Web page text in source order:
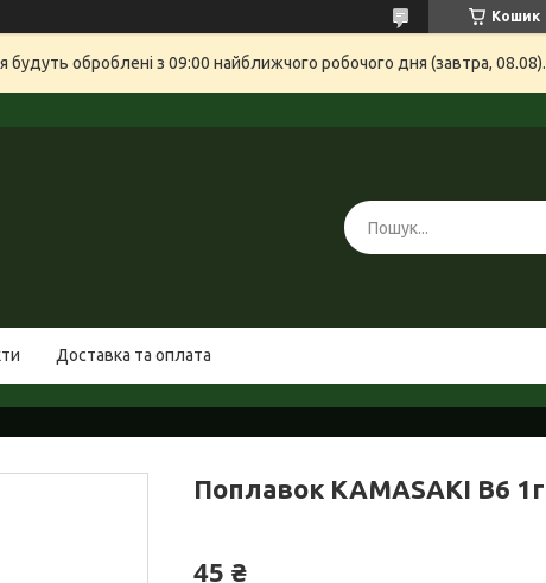
Кошик
оброблені з 09:00 найближчого робочого дня (завтра, 08.08).
Доставка та оплата
Поплавок KAMASAKI B6 1г
45 ₴